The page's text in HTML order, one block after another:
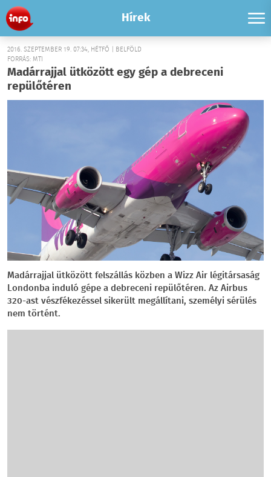
Hírek
2016. SZEPTEMBER 19. 07:34, HÉTFŐ | BELFÖLD
FORRÁS: MTI
Madárrajjal ütközött egy gép a debreceni
repülőtéren
Madárrajjal ütközött felszállás közben a Wizz Air légitársaság
Londonba induló gépe a debreceni repülőtéren. Az Airbus
320-ast vészfékezéssel sikerült megállítani, személyi sérülés
nem történt.